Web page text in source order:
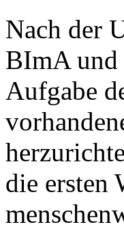
Nach der
BImA und
Aufgabe
die ersten